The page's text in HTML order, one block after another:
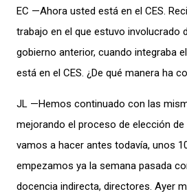
EC —Ahora usted está en el CES.
trabajo en el que estuvo involucrado
gobierno anterior, cuando integraba
está en el CES. ¿De qué manera ha
JL —Hemos continuado con las
mejorando el proceso de elección
vamos a hacer antes todavía, unos
empezamos ya la semana pasada
docencia indirecta, directores. Ayer